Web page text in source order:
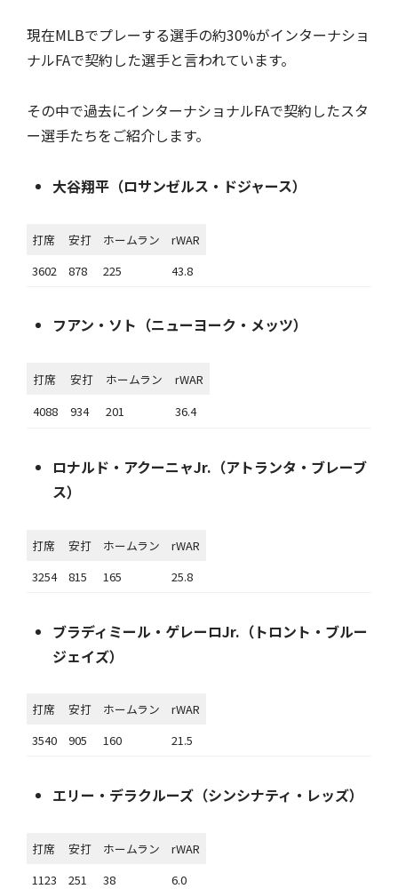
現在MLBでプレーする選手の約30%がインターナショ
ナルFAで契約した選手と言われています。
その中で過去にインターナショナルFAで契約したスタ
ー選手たちをご紹介します。
大谷翔平（ロサンゼルス・ドジャース）
打席 安打 ホームラン
rWAR
3602
878 225 43.8
フアン・ソト（ニューヨーク・メッツ）
打席 安打 ホームラン
rWAR
4088
934 201 36.4
ロナルド・アクーニャJr.（アトランタ・ブレーブ
ス）
打席 安打 ホームラン
rWAR
3254
815 165 25.8
ブラディミール・ゲレーロJr.（トロント・ブルー
ジェイズ）
打席 安打 ホームラン
rWAR
3540
905 160 21.5
エリー・デラクルーズ（シンシナティ・レッズ）
打席 安打 ホームラン
rWAR
1123
251 38 6.0